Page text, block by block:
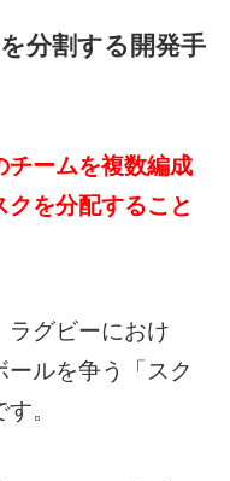
分割する開発手
チームを複数編成
クを分配すること
ラグビーにおけ
ルを争う「スク
。